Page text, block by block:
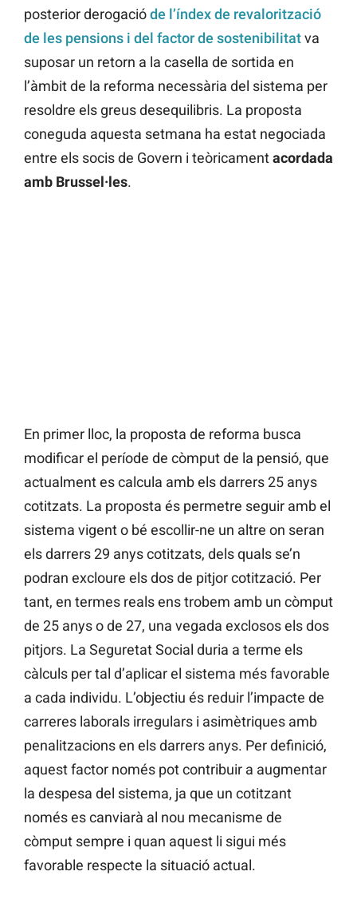
posterior derogacióde l’índex de revalorització
de les pensions i del factor de sostenibilitatva
suposar un retorn a la casella de sortida en
l’àmbit de la reforma necessària del sistema per
resoldre els greus desequilibris. La proposta
coneguda aquesta setmana ha estat negociada
entre els socis de Govern i teòricamentacordada
amb Brussel·les.
En primer lloc, la proposta de reforma busca
modificar el període de còmput de la pensió, que
actualment es calcula amb els darrers 25 anys
cotitzats. La proposta és permetre seguir amb el
sistema vigent o bé escollir-ne un altre on seran
els darrers 29 anys cotitzats, dels quals se’n
podran excloure els dos de pitjor cotització. Per
tant, en termes reals ens trobem amb un còmput
de 25 anys o de 27, una vegada exclosos els dos
pitjors. La Seguretat Social duria a terme els
càlculs per tal d’aplicar el sistema més favorable
a cada individu. L’objectiu és reduir l’impacte de
carreres laborals irregulars i asimètriques amb
penalitzacions en els darrers anys. Per definició,
aquest factor només pot contribuir a augmentar
la despesa del sistema, ja que un cotitzant
només es canviarà al nou mecanisme de
còmput sempre i quan aquest li sigui més
favorable respecte la situació actual.